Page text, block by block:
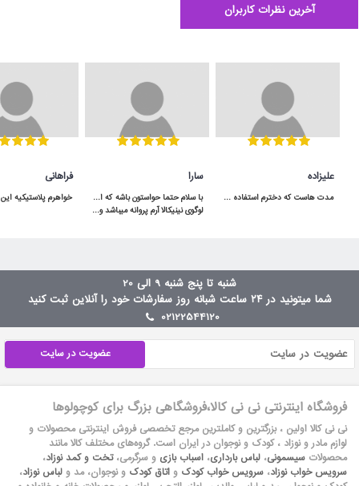
آخرین نظرات کاربران
علیزاده
مدت هاست که دخترم استفاده می کنه و کیفیت مناسبی داره.در شگفت انگیز با قیمت عالی خریدم.
سارا
لوگوی نینیکالا آرم پروانه میباشد و باید دقت کنن و آدرس سایت هم ninikala.com
فراهانی
شنبه تا پنج شنبه 9 الی 20
شما میتونید در ۲۴ ساعت شبانه روز سفارشات خود را آنلاین ثبت کنید
02122544120
عضویت در سایت
فروشگاه اینترنتی نی نی کالا،فروشگاهی بزرگ برای کوچولوها
نی نی کالا اولین ، بزرگترین و کاملترین مرجع تخصصی فروش اینترنتی محصولات و
لوازم مادر و نوزاد ، کودک و نوجوان در ایران است. گروه‏‏‌های مختلف کالا مانند
محصولات سیسمونی، لباس بارداری، اسباب بازی و سرگرمی،تخت و کمد نوزاد،
سرویس خواب نوزاد، سرویس خواب کودک و اتاق کودک و نوجوان، مد و لباس نوزاد،